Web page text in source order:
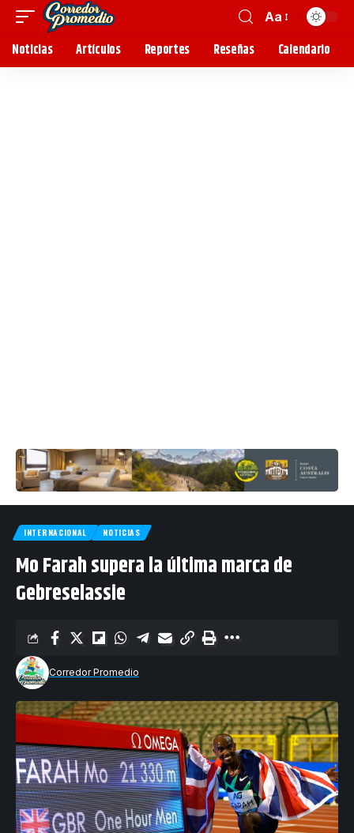
Aa
Noticias Artículos Reportes Reseñas Calendario
INTERNACIONAL NOTICIAS
Mo Farah supera la última marca de
Gebreselassie
Corredor Promedio